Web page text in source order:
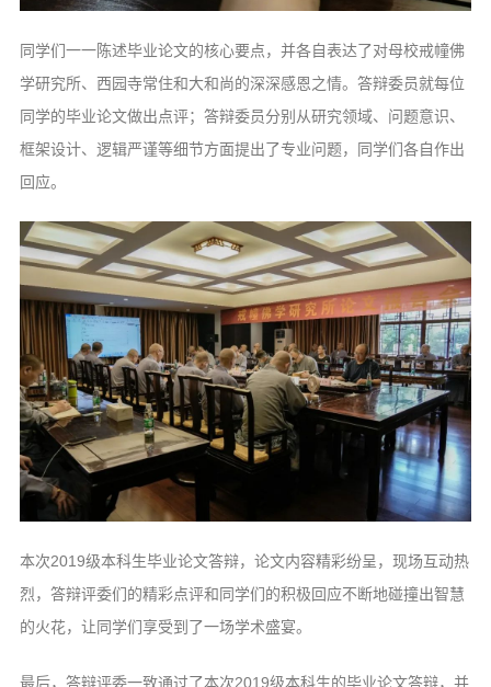
同学们一一陈述毕业论文的核心要点，并各自表达了对母校戒幢佛
学研究所、西园寺常住和大和尚的深深感恩之情。答辩委员就每位
同学的毕业论文做出点评；答辩委员分别从研究领域、问题意识、
框架设计、逻辑严谨等细节方面提出了专业问题，同学们各自作出
回应。
本次2019级本科生毕业论文答辩，论文内容精彩纷呈，现场互动热
烈，答辩评委们的精彩点评和同学们的积极回应不断地碰撞出智慧
的火花，让同学们享受到了一场学术盛宴。
最后，答辩评委一致通过了本次2019级本科生的毕业论文答辩，并